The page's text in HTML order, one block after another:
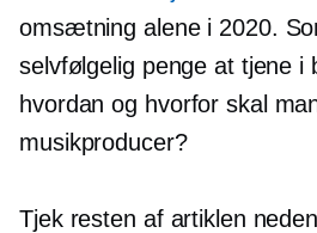
omsætning alene i 2020.
selvfølgelig penge at tjene i
hvordan og hvorfor skal
musikproducer?
Tjek resten af ​​artiklen